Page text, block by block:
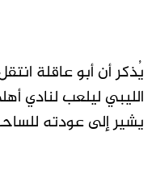
يُذكر أن أبو عاقلة
الليبي ليلعب لنادي
يشير إلى عودته